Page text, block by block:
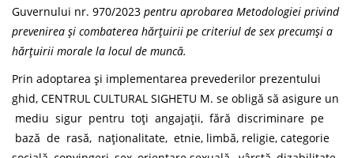
Guvernului nr. 970/2023 pentru aprobarea Metodologiei privind
prevenirea și combaterea hărțuirii pe criteriul de sex precumși a
hărțuirii morale la locul de muncă.
Prin adoptarea și implementarea prevederilor prezentului
ghid, CENTRUL CULTURAL SIGHETU M. se obligă să asigure un
mediu sigur pentru toți angajații, fără discriminare pe
bază de rasă, naționalitate, etnie, limbă, religie, categorie